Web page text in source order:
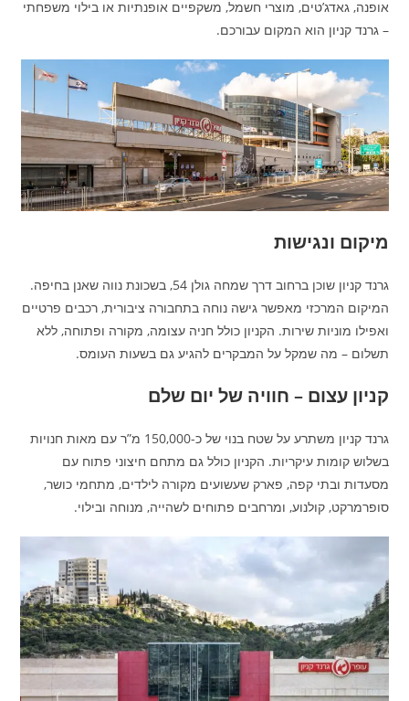
אופנה, גאדג’טים, מוצרי חשמל, משקפיים אופנתיות או בילוי משפחתי
– גרנד קניון הוא המקום עבורכם.
מיקום ונגישות
גרנד קניון שוכן ברחוב דרך שמחה גולן 54, בשכונת נווה שאנן בחיפה.
המיקום המרכזי מאפשר גישה נוחה בתחבורה ציבורית, רכבים פרטיים
ואפילו מוניות שירות. הקניון כולל חניה עצומה, מקורה ופתוחה, ללא
תשלום – מה שמקל על המבקרים להגיע גם בשעות העומס.
קניון עצום – חוויה של יום שלם
גרנד קניון משתרע על שטח בנוי של כ-150,000 מ”ר עם מאות חנויות
בשלוש קומות עיקריות. הקניון כולל גם מתחם חיצוני פתוח עם
מסעדות ובתי קפה, פארק שעשועים מקורה לילדים, מתחמי כושר,
סופרמרקט, קולנוע, ומרחבים פתוחים לשהייה, מנוחה ובילוי.